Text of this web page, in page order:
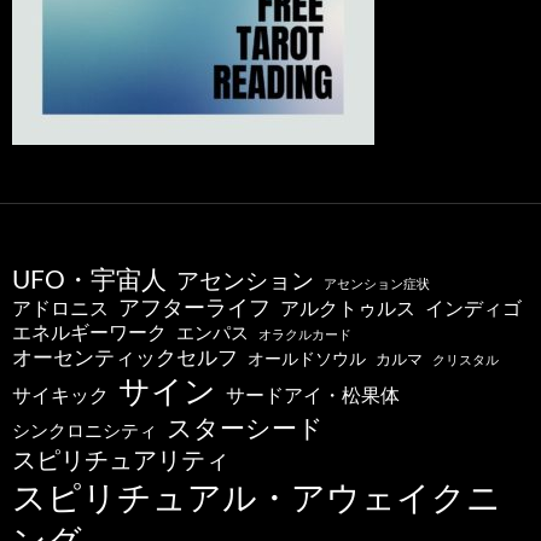
UFO・宇宙人 アセンション アセンション症状
アドロニス アフターライフ アルクトゥルス インディゴ
エネルギーワーク エンパス オラクルカード
オーセンティックセルフ オールドソウル カルマ クリスタル
サイキック サイン サードアイ・松果体
シンクロニシティ スターシード
スピリチュアリティ
スピリチュアル・アウェイクニ